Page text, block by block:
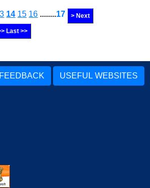
14 15 16 ........17 > Next
Last >>
FEEDBACK USEFUL WEBSITES